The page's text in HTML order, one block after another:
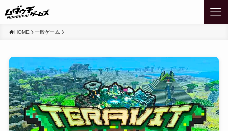
HOME 一般ゲーム